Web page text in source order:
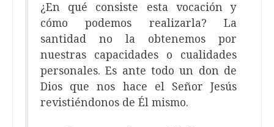
¿En qué consiste esta vocación y
cómo podemos realizarla? La
santidad no la obtenemos por
nuestras capacidades o cualidades
personales. Es ante todo un don de
Dios que nos hace el Señor Jesús
revistiéndonos de Él mismo.